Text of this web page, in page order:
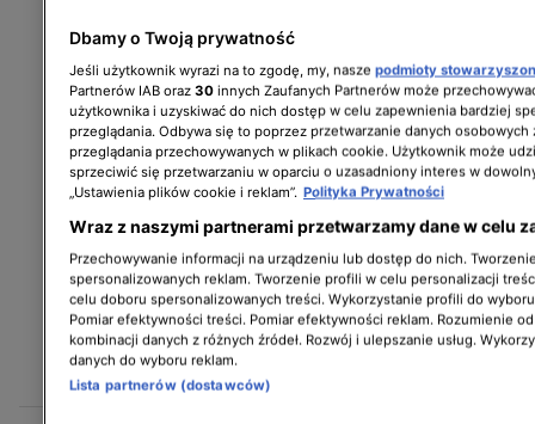
Dbamy o Twoją prywatność
Jeśli użytkownik wyrazi na to zgodę, my, nasze podmioty
Partnerów IAB oraz 30 innych Zaufanych Partnerów może
użytkownika i uzyskiwać do nich dostęp w celu zapewnienia bardziej
przeglądania. Odbywa się to poprzez przetwarzanie danych osobowych
przeglądania przechowywanych w plikach cookie. Użytkownik może
sprzeciwić się przetwarzaniu w oparciu o uzasadniony interes w
„Ustawienia plików cookie i reklam”. Polityka Prywatności
Wraz z naszymi partnerami przetwarzamy dane w celu
Przechowywanie informacji na urządzeniu lub dostęp do nich.
spersonalizowanych reklam. Tworzenie profili w celu personalizacji
celu doboru spersonalizowanych treści. Wykorzystanie profili do
Pomiar efektywności treści. Pomiar efektywności reklam. Rozumienie
kombinacji danych z różnych źródeł. Rozwój i ulepszanie usług.
danych do wyboru reklam.
Lista partnerów (dostawców)